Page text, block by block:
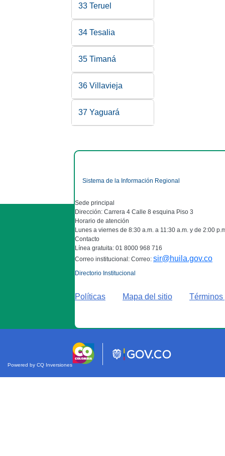
33 Teruel
34 Tesalia
35 Timaná
36 Villavieja
37 Yaguará
Sistema de la Información Regional
Sede principal
Dirección: Carrera 4 Calle 8 esquina Piso 3
Horario de atención
Lunes a viernes de 8:30 a.m. a 11:30 a.m. y de 2:00
Contacto
Línea gratuita: 01 8000 968 716
Correo institucional: Correo: sir@huila.gov.co
Directorio Institucional
Políticas Mapa del sitio
Powered by CQ Inversiones